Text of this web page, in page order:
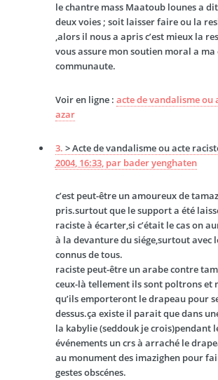
le chantre mass Maatoub lounes a
deux voies ; soit laisser faire ou la
,alors il nous a apris c’est mieux la
vous assure mon soutien moral a ma
communaute.
Voir en ligne : acte de vandalisme ou
azar
3. > Acte de vandalisme ou acte
2004, 16:33, par bader yenghaten
c’est peut-être un amoureux de
pris.surtout que le support a été
raciste à écarter,si c’était le cas on
à la devanture du siége,surtout avec
connus de tous.
raciste peut-être un arabe contre
ceux-là tellement ils sont poltrons et
qu’ils emporteront le drapeau pour
dessus.ça existe il parait que dans
la kabylie (seddouk je crois)pendant
événements un crs à arraché le
au monument des imazighen pour
gestes obscénes.